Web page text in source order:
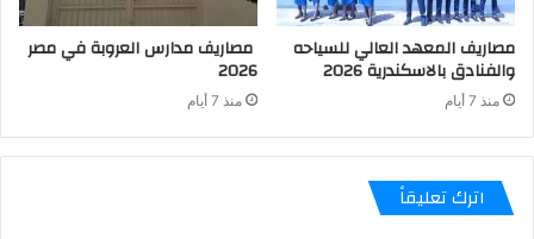
مصاريف المعهد العالي للسياحه
والفنادق بالاسكندرية 2026
منذ 7 أيام
مصاريف مدارس العروبة في مصر
2026
منذ 7 أيام
اترك تعليقاً